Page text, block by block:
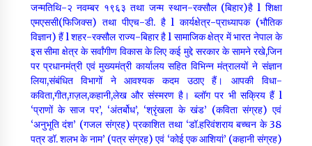
जन्मतिथि-२ नवम्बर १९६३ तथा जन्म स्थान-रक्सौल (बिहार)है l शिक्षा
एमएससी(फिजिक्स) तथा पीएच-डी. है l कार्यक्षेत्र-प्राध्यापक (भौतिक
विज्ञान) हैं l शहर-रक्सौल राज्य-बिहार है l सामाजिक क्षेत्र में भारत नेपाल के
इस सीमा क्षेत्र के सर्वांगीण विकास के लिए कई मुद्दे सरकार के सामने रखे,जिन
पर प्रधानमंत्री एवं मुख्यमंत्री कार्यालय सहित विभिन्न मंत्रालयों ने संज्ञान
लिया,संबंधित विभागों ने आवश्यक कदम उठाए हैं। आपकी विधा-
कविता,गीत,ग़ज़ल,कहानी,लेख और संस्मरण है। ब्लॉग पर भी सक्रिय हैं l
‘प्राणों के साज पर’, ‘अंतर्बोध’, ‘श्रृंखला के खंड’ (कविता संग्रह) एवं
‘अनुभूति दंश’ (गजल संग्रह) प्रकाशित तथा ‘डॉ.हरिवंशराय बच्चन के 38
पत्र डॉ. शलभ के नाम’ (पत्र संग्रह) एवं ‘कोई एक आशियां’ (कहानी संग्रह)